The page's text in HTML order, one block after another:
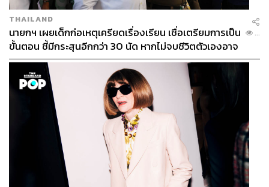
THAILAND
นายกฯ เผยเด็กก่อเหตุเครียดเรื่องเรียน เชื่อเตรียมการเป็น
ขั้นตอน ชี้มีกระสุนอีกกว่า 30 นัด หากไม่จบชีวิตตัวเองอาจ
สูญเสียเพิ่ม
...